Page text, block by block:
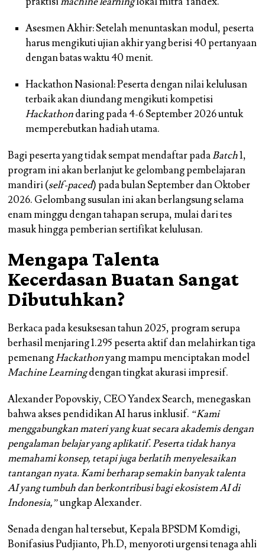
Asesmen Akhir: Setelah menuntaskan modul, peserta
harus mengikuti ujian akhir yang berisi 40 pertanyaan
dengan batas waktu 40 menit.
Hackathon Nasional: Peserta dengan nilai kelulusan
terbaik akan diundang mengikuti kompetisi
Hackathondaring pada 4-6 September 2026 untuk
memperebutkan hadiah utama.
Bagi peserta yang tidak sempat mendaftar padaBatch1,
program ini akan berlanjut ke gelombang pembelajaran
mandiri (self-paced) pada bulan September dan Oktober
2026. Gelombang susulan ini akan berlangsung selama
enam minggu dengan tahapan serupa, mulai dari tes
masuk hingga pemberian sertifikat kelulusan.
Mengapa Talenta
Kecerdasan Buatan Sangat
Dibutuhkan?
Berkaca pada kesuksesan tahun 2025, program serupa
berhasil menjaring 1.295 peserta aktif dan melahirkan tiga
pemenangHackathonyang mampu menciptakan model
Machine Learningdengan tingkat akurasi impresif.
Alexander Popovskiy, CEO Yandex Search, menegaskan
bahwa akses pendidikan AI harus inklusif. “Kami
menggabungkan materi yang kuat secara akademis dengan
pengalaman belajar yang aplikatif. Peserta tidak hanya
memahami konsep, tetapi juga berlatih menyelesaikan
tantangan nyata. Kami berharap semakin banyak talenta
AI yang tumbuh dan berkontribusi bagi ekosistem AI di
Indonesia,”ungkap Alexander.
Senada dengan hal tersebut, Kepala BPSDM Komdigi,
Bonifasius Pudjianto, Ph.D, menyoroti urgensi tenaga ahli